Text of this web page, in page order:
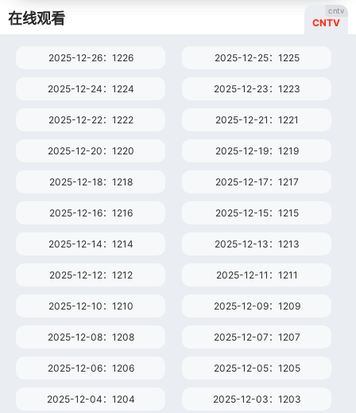
在线观看 CNTV
cntv
2025-12-26：1226 2025-12-25：1225
2025-12-24：1224 2025-12-23：1223
2025-12-22：1222 2025-12-21：1221
2025-12-20：1220 2025-12-19：1219
2025-12-18：1218 2025-12-17：1217
2025-12-16：1216 2025-12-15：1215
2025-12-14：1214 2025-12-13：1213
2025-12-12：1212 2025-12-11：1211
2025-12-10：1210 2025-12-09：1209
2025-12-08：1208 2025-12-07：1207
2025-12-06：1206 2025-12-05：1205
2025-12-04：1204 2025-12-03：1203